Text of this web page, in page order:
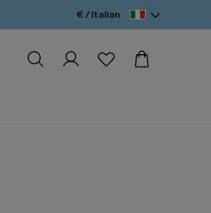
€ / Italian